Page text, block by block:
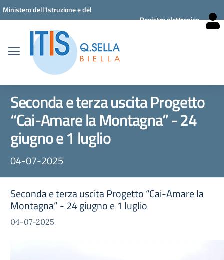
Vai ai contenuti
Vai al menu di navigazione
Vai al footer
Ministero dell'Istruzione e del
Registro elettronico
Seconda e terza uscita Progetto
“Cai-Amare la Montagna” - 24
giugno e 1 luglio
04-07-2025
Seconda e terza uscita Progetto “Cai-Amare la
Montagna” - 24 giugno e 1 luglio
04-07-2025